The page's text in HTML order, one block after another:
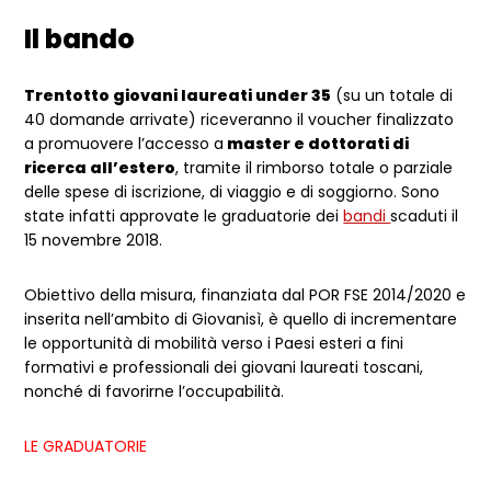
Il bando
Trentotto giovani laureati under 35 (su un totale di
40 domande arrivate) riceveranno il voucher finalizzato
a promuovere l’accesso a master e dottorati di
ricerca all’estero, tramite il rimborso totale o parziale
delle spese di iscrizione, di viaggio e di soggiorno. Sono
state infatti approvate le graduatorie deibandiscaduti il
15 novembre 2018.
Obiettivo della misura, finanziata dal POR FSE 2014/2020 e
inserita nell’ambito di Giovanisì, è quello di incrementare
le opportunità di mobilità verso i Paesi esteri a fini
formativi e professionali dei giovani laureati toscani,
nonché di favorirne l’occupabilità.
LE GRADUATORIE